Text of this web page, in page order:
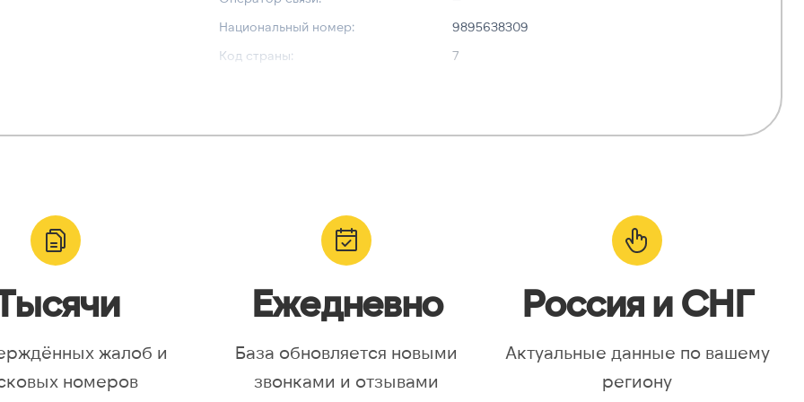
Национальный номер:
9895638309
Код страны:
7
Asia/Yekaterinburg,
Moscow, Europe/Samara
Валидный номер:
✓ Да
жалоб и
номеров
Ежедневно
База обновляется новыми
звонками и отзывами
Россия и СНГ
Актуальные данные по вашему
региону